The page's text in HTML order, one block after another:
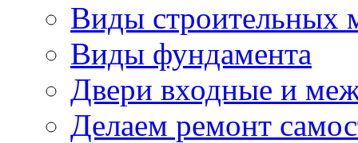
Виды строительных
Виды фундамента
Двери входные и
Делаем ремонт